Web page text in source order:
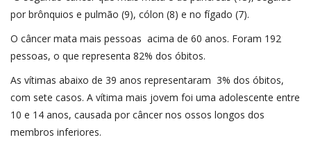
por brônquios e pulmão (9), cólon (8) e no fígado (7).
O câncer mata mais pessoas acima de 60 anos. Foram 192
pessoas, o que representa 82% dos óbitos.
As vítimas abaixo de 39 anos representaram 3% dos óbitos,
com sete casos. A vítima mais jovem foi uma adolescente entre
10 e 14 anos, causada por câncer nos ossos longos dos
membros inferiores.